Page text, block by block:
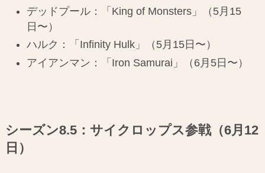
デッドプール：「King of Monsters」（5月15
日〜）
ハルク：「Infinity Hulk」（5月15日〜）
アイアンマン：「Iron Samurai」（6月5日〜）
シーズン8.5：サイクロップス参戦（6月12
日）